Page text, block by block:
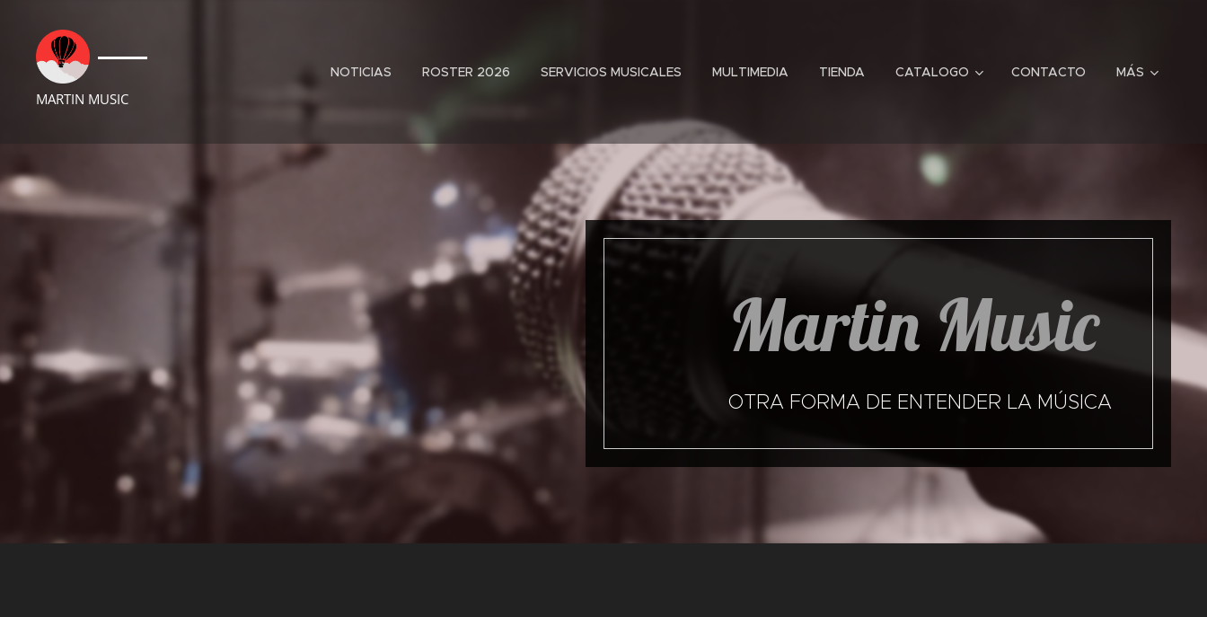
MARTIN MUSIC
NOTICIAS ROSTER 2026 SERVICIOS MUSICALES MULTIMEDIA TIENDA CATALOGO CONTACTO MÁS
Martin Music
OTRA FORMA DE ENTENDER LA MÚSICA